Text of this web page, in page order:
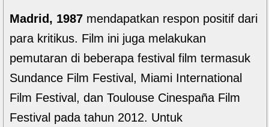
Madrid, 1987 mendapatkan respon positif dari
para kritikus. Film ini juga melakukan
pemutaran di beberapa festival film termasuk
Sundance Film Festival, Miami International
Film Festival, dan Toulouse Cinespaña Film
Festival pada tahun 2012. Untuk